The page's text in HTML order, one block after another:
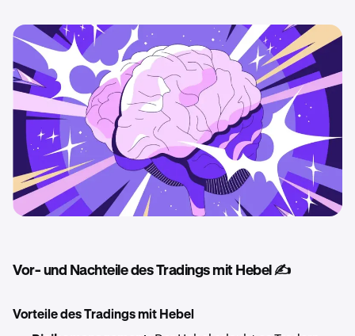
Vor- und Nachteile des Tradings mit Hebel ✍️
Vorteile des Tradings mit Hebel